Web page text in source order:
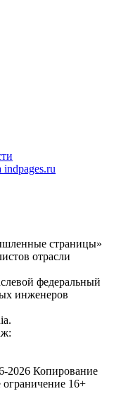
indpages.ru
страницы»
отрасли
федеральный
инженеров
Копирование
ограничение 16+